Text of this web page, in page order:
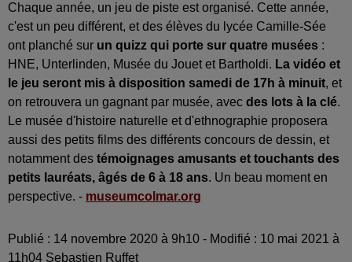
Chaque année, un jeu de piste est organisé. Cette année,
c'est un peu différent, et des élèves du lycée Camille-Sée
ont planché sur un quizz qui porte sur quatre musées :
HNE, Unterlinden, Musée du Jouet et Bartholdi. La vidéo et
le jeu seront mis à disposition samedi de 17h à minuit, et
on retrouvera un gagnant par musée, avec des lots à la clé.
Le musée d'histoire naturelle et d'ethnographie proposera
aussi des petits films des différents concours de dessin, et
notamment des témoignages amusants et touchants des
petits lauréats, âgés de 6 à 18 ans. Un beau moment en
perspective. - museumcolmar.org
Publié : 14 novembre 2020 à 9h10 - Modifié : 10 mai 2021 à
11h04 Sebastien Ruffet